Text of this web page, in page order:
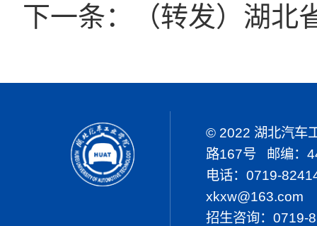
下一条：
（转发）湖
© 2022 湖北汽车
路167号 邮编：
电话：0719-
xkxw@163.com
招生咨询：